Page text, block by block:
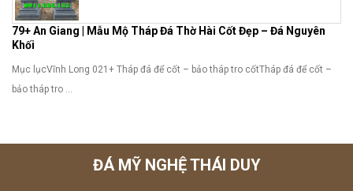
79+ An Giang | Mẫu Mộ Tháp Đá Thờ Hài Cốt Đẹp – Đá Nguyên
Khối
Mục lụcVĩnh Long 021+ Tháp đá để cốt – bảo tháp tro cốtTháp đá để cốt –
bảo tháp tro ...
ĐÁ MỸ NGHỆ THÁI DUY